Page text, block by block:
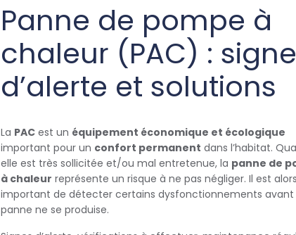
Panne de pompe à
chaleur (PAC) :
d’alerte et solutions
La PAC est un équipement économique et écologique
important pour un confort permanent dans l’habitat.
elle est très sollicitée et/ou mal entretenue, la panne de
à chaleur représente un risque à ne pas négliger. Il est alors
important de détecter certains dysfonctionnements avant
panne ne se produise.